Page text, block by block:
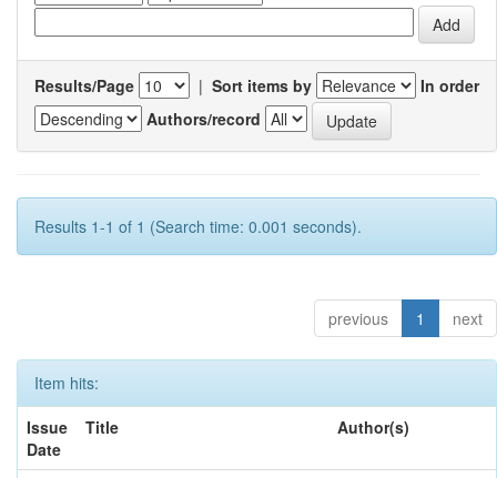
Results/Page | Sort items by
In order
Authors/record
Results 1-1 of 1 (Search time: 0.001 seconds).
previous 1 next
Item hits:
Issue
Date
Title Author(s)